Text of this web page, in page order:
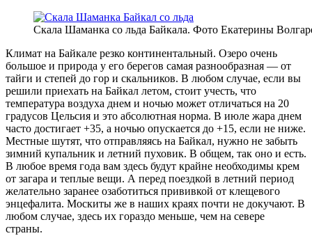
Скала Шаманка со льда Байкала. Фото Екатерины
Климат на Байкале резко континентальный. Озеро очень
большое и природа у его берегов самая разнообразная — от
тайги и степей до гор и скальников. В любом случае, если вы
решили приехать на Байкал летом, стоит учесть, что
температура воздуха днем и ночью может отличаться на 20
градусов Цельсия и это абсолютная норма. В июле жара днем
часто достигает +35, а ночью опускается до +15, если не ниже.
Местные шутят, что отправляясь на Байкал, нужно не забыть
зимний купальник и летний пуховик. В общем, так оно и есть.
В любое время года вам здесь будут крайне необходимы крем
от загара и теплые вещи. А перед поездкой в летний период
желательно заранее озаботиться прививкой от клещевого
энцефалита. Москиты же в наших краях почти не докучают. В
любом случае, здесь их гораздо меньше, чем на севере
страны.